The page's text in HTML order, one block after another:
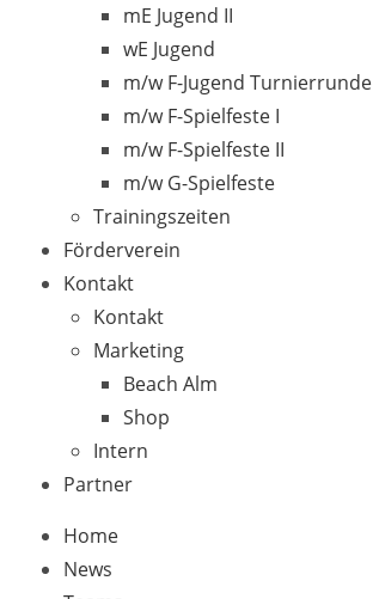
mE Jugend II
wE Jugend
m/w F-Jugend Turnierrunde
m/w F-Spielfeste I
m/w F-Spielfeste II
m/w G-Spielfeste
Trainingszeiten
Förderverein
Kontakt
Kontakt
Marketing
Beach Alm
Shop
Intern
Partner
Home
News